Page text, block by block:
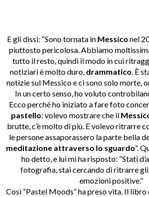
E gli dissi: “Sono tornata in Messico nel
piuttosto pericolosa. Abbiamo
tutto il resto, quindi il modo in cui
notiziari è molto duro, drammatico. È
notizie sul Messico e ci sono solo morte,
In un certo senso, ho voluto
Ecco perché ho iniziato a fare foto
pastello: volevo mostrare che il
brutte, c’è molto di più. E volevo ritrarre
le persone assaporassero la parte bella
meditazione attraverso lo sguardo“.
ho detto, e lui mi ha risposto: “Stati
fotografia, stai cercando di ritrarre gli
emozioni positive.”
Così “Pastel Moods” ha preso vita. Il libro